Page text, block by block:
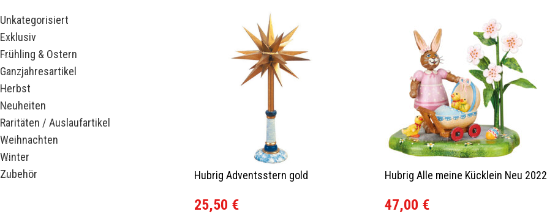
Unkategorisiert
Exklusiv
Frühling & Ostern
Ganzjahresartikel
Herbst
Neuheiten
Raritäten / Auslaufartikel
Weihnachten
Winter
Zubehör
Hubrig Adventsstern gold
25,50 €
Hubrig Alle meine Kücklein Neu 2022
47,00 €